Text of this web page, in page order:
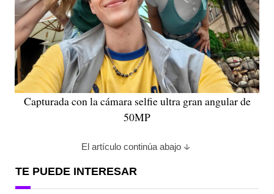
Capturada con la cámara selfie ultra gran angular de
50MP
El artículo continúa abajo
TE PUEDE INTERESAR